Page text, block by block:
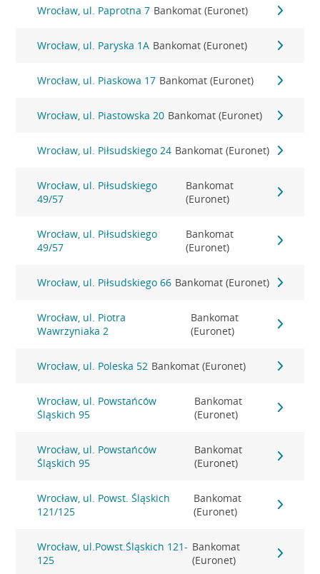
Wrocław, ul. Paprotna 7 Bankomat (Euronet)
Wrocław, ul. Paryska 1A Bankomat (Euronet)
Wrocław, ul. Piaskowa 17 Bankomat (Euronet)
Wrocław, ul. Piastowska 20 Bankomat (Euronet)
Wrocław, ul. Piłsudskiego 24 Bankomat (Euronet)
Wrocław, ul. Piłsudskiego
49/57
Bankomat
(Euronet)
Wrocław, ul. Piłsudskiego
49/57
Bankomat
(Euronet)
Wrocław, ul. Piłsudskiego 66 Bankomat (Euronet)
Wrocław, ul. Piotra
Wawrzyniaka 2
Bankomat
(Euronet)
Wrocław, ul. Poleska 52 Bankomat (Euronet)
Wrocław, ul. Powstańców
Śląskich 95
Bankomat
(Euronet)
Wrocław, ul. Powstańców
Śląskich 95
Bankomat
(Euronet)
Wrocław, ul. Powst. Śląskich
121/125
Bankomat
(Euronet)
Wrocław, ul.Powst.Śląskich 121-
125
Bankomat
(Euronet)